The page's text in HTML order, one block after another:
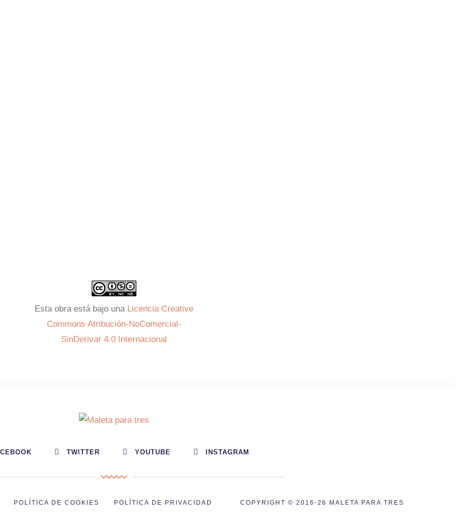
Esta obra está bajo una Licencia Creative
Commons Atribución-NoComercial-
SinDerivar 4.0 Internacional
TWITTER YOUTUBE INSTAGRAM
POLÍTICA DE COOKIES POLÍTICA DE PRIVACIDAD COPYRIGHT © 2016-26 MALETA PARA TRES